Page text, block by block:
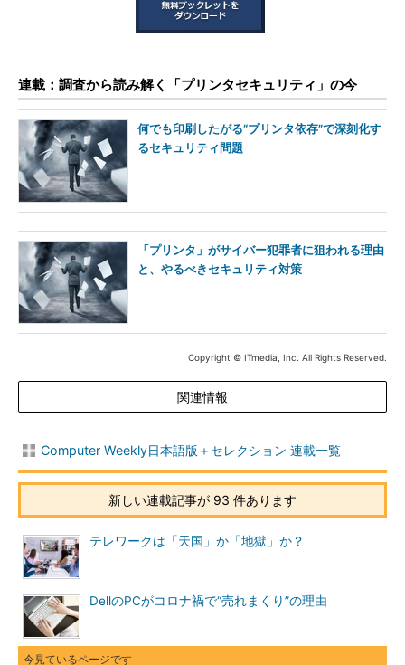
連載：調査から読み解く「プリンタセキュリティ」の今
何でも印刷したがる“プリンタ依存”で深刻化す
るセキュリティ問題
「プリンタ」がサイバー犯罪者に狙われる理由
と、やるべきセキュリティ対策
Copyright © ITmedia, Inc. All Rights Reserved.
関連情報
Computer Weekly日本語版＋セレクション 連載一覧
新しい連載記事が 93 件あります
テレワークは「天国」か「地獄」か？
DellのPCがコロナ禍で“売れまくり”の理由